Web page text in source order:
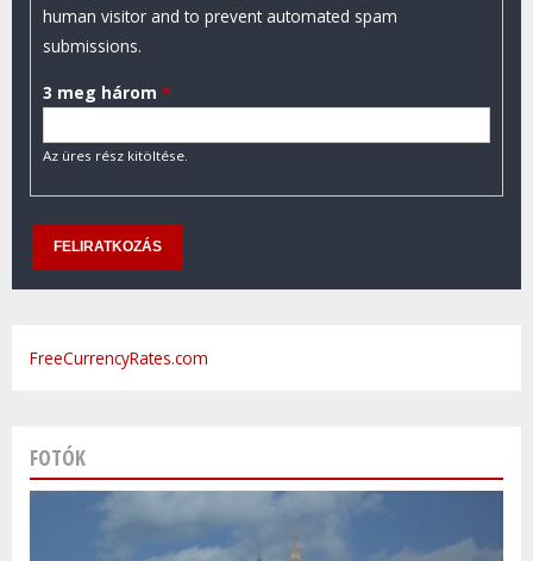
human visitor and to prevent automated spam
submissions.
3 meg három *
Az üres rész kitöltése.
FreeCurrencyRates.com
FOTÓK